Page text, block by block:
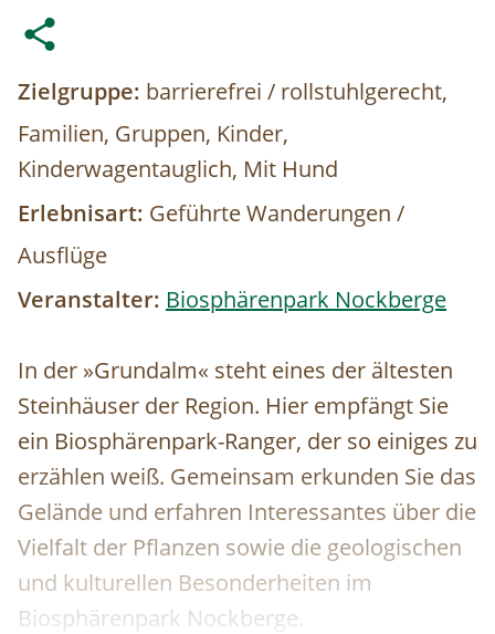
Zielgruppe: barrierefrei / rollstuhlgerecht,
Familien, Gruppen, Kinder,
Kinderwagentauglich, Mit Hund
Erlebnisart: Geführte Wanderungen /
Ausflüge
Veranstalter: Biosphärenpark Nockberge
In der »Grundalm« steht eines der ältesten
Steinhäuser der Region. Hier empfängt Sie
ein Biosphärenpark-Ranger, der so einiges zu
erzählen weiß. Gemeinsam erkunden Sie das
Gelände und erfahren Interessantes über die
Vielfalt der Pflanzen sowie die geologischen
und kulturellen Besonderheiten im
Biosphärenpark Nockberge.